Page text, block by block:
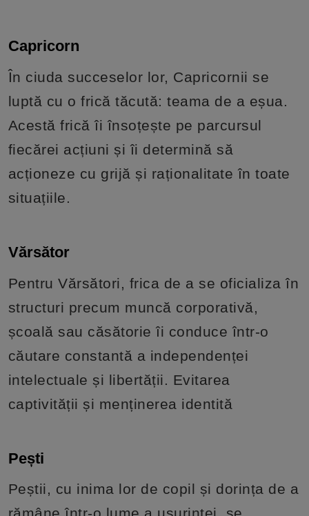
Capricorn
În ciuda succeselor lor, Capricornii se
luptă cu o frică tăcută: teama de a eșua.
Acestă frică îi însoțește pe parcursul
fiecărei acțiuni și îi determină să
acționeze cu grijă și raționalitate în toate
situațiile.
Vărsător
Pentru Vărsători, frica de a se oficializa în
structuri precum muncă corporativă,
școală sau căsătorie îi conduce într-o
căutare constantă a independenței
intelectuale și libertății. Evitarea
captivității și menținerea identită
Pești
Peștii, cu inima lor de copil și dorința de a